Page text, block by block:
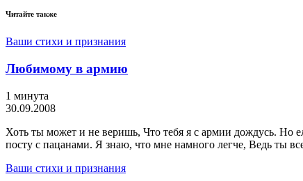
Читайте также
Ваши стихи и признания
Любимому в армию
1 минута
30.09.2008
Хоть ты может и не веришь, Что тебя я с армии дождусь. Но
посту с пацанами. Я знаю, что мне намного легче, Ведь ты
Ваши стихи и признания